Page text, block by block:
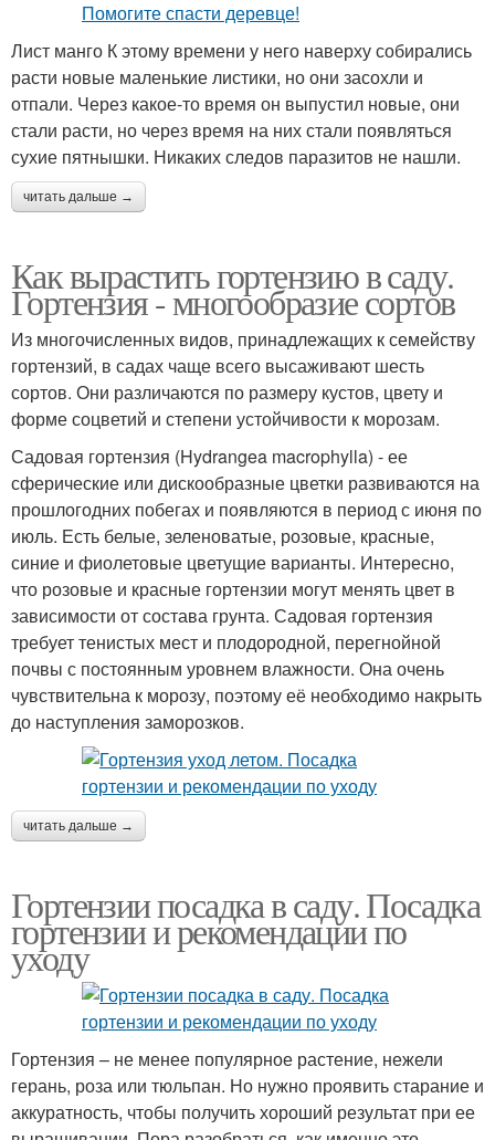
Лист манго К этому времени у него наверху собирались
расти новые маленькие листики, но они засохли и
отпали. Через какое-то время он выпустил новые, они
стали расти, но через время на них стали появляться
сухие пятнышки. Никаких следов паразитов не нашли.
читать дальше →
Как вырастить гортензию в саду.
Гортензия - многообразие сортов
Из многочисленных видов, принадлежащих к семейству
гортензий, в садах чаще всего высаживают шесть
сортов. Они различаются по размеру кустов, цвету и
форме соцветий и степени устойчивости к морозам.
Садовая гортензия (Hydrangea macrophylla) - ее
сферические или дискообразные цветки развиваются на
прошлогодних побегах и появляются в период с июня по
июль. Есть белые, зеленоватые, розовые, красные,
синие и фиолетовые цветущие варианты. Интересно,
что розовые и красные гортензии могут менять цвет в
зависимости от состава грунта. Садовая гортензия
требует тенистых мест и плодородной, перегнойной
почвы с постоянным уровнем влажности. Она очень
чувствительна к морозу, поэтому её необходимо накрыть
до наступления заморозков.
читать дальше →
Гортензии посадка в саду. Посадка
гортензии и рекомендации по
уходу
Гортензия – не менее популярное растение, нежели
герань, роза или тюльпан. Но нужно проявить старание и
аккуратность, чтобы получить хороший результат при ее